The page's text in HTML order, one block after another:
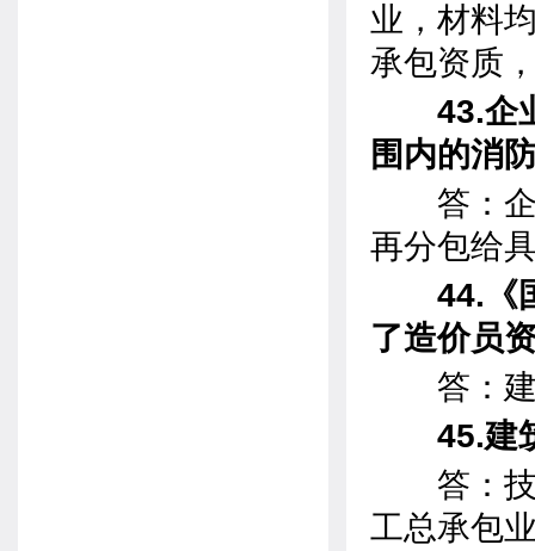
业，材料
承包资质
43.企业
围内的消
答：企
再分包给
44.《国
了造价员
答：建
45.建
答：技
工总承包